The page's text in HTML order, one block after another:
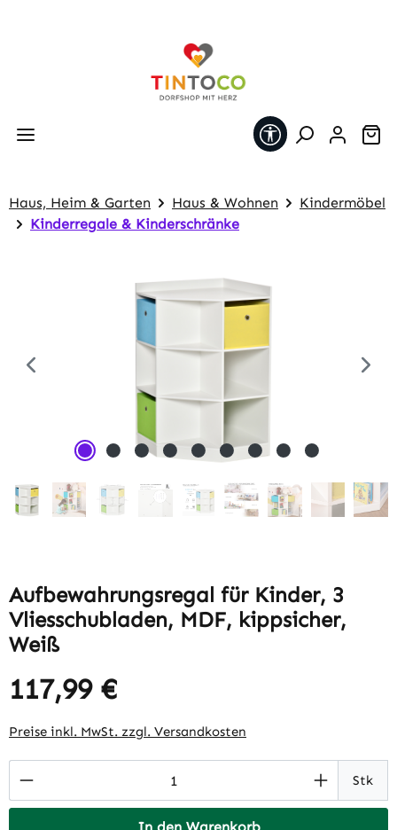
Werkzeugleiste
Haus, Heim & Garten Haus & Wohnen
Kindermöbel
Kinderregale & Kinderschränke
Aufbewahrungsregal für Kinder, 3
Vliesschubladen, MDF, kippsicher,
Weiß
Regulärer Preis:
117,99 €
Preise inkl. MwSt. zzgl. Versandkosten
Produkt Anzahl: Gib den gewünschtenStk